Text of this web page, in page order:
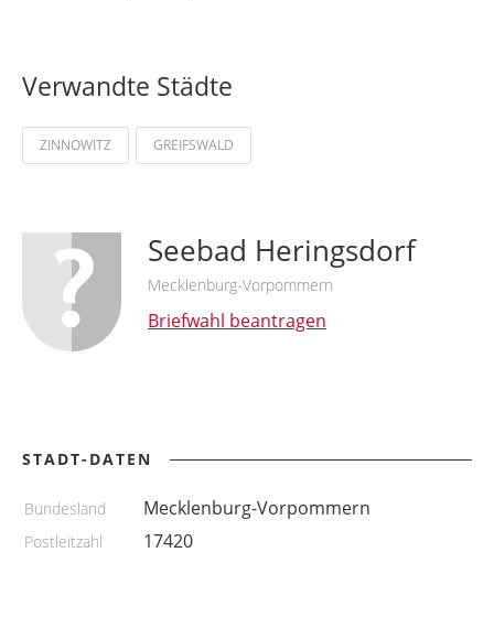
Verwandte Städte
ZINNOWITZ GREIFSWALD
Seebad Heringsdorf
Mecklenburg-Vorpommern
Briefwahl beantragen
STADT-DATEN
Bundesland Mecklenburg-Vorpommern
Postleitzahl 17420